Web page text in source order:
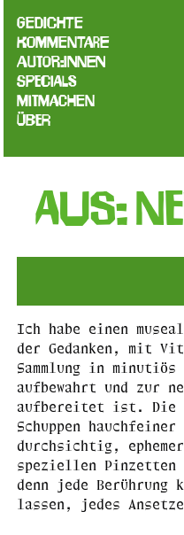
Gedichte
Kommentare
Autor:innen
Specials
Mitmachen
Über
Aus:
Ich habe einen
der Gedanken, mit
Sammlung in
aufbewahrt und zur
aufbereitet ist. Die
Schuppen
durchsichtig,
speziellen
denn jede
lassen, jedes